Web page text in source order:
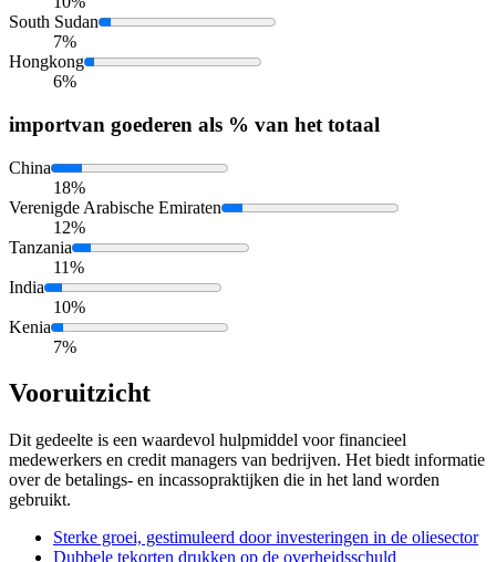
South Sudan
7%
Hongkong
6%
importvan goederen als % van het totaal
China
18%
Verenigde Arabische Emiraten
12%
Tanzania
11%
India
10%
Kenia
7%
Vooruitzicht
Dit gedeelte is een waardevol hulpmiddel voor financieel
medewerkers en credit managers van bedrijven. Het biedt informatie
over de betalings- en incassopraktijken die in het land worden
gebruikt.
Sterke groei, gestimuleerd door investeringen in de oliesector
Dubbele tekorten drukken op de overheidsschuld